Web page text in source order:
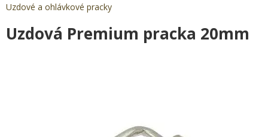
Uzdové a ohlávkové pracky
Uzdová Premium pracka 20mm